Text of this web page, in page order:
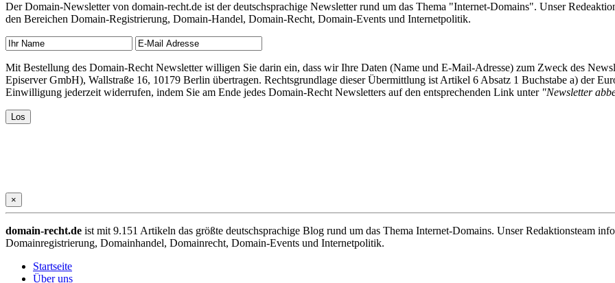
Der Domain-Newsletter von domain-recht.de ist der deutschsprachige Newsletter rund um das Thema "Internet-Domains". Unser
den Bereichen Domain-Registrierung, Domain-Handel, Domain-Recht, Domain-Events und Internetpolitik.
Mit Bestellung des Domain-Recht Newsletter willigen Sie darin ein, dass wir Ihre Daten (Name und E-Mail-Adresse) zum Zweck des
Episerver GmbH), Wallstraße 16, 10179 Berlin übertragen. Rechtsgrundlage dieser Übermittlung ist Artikel 6 Absatz 1 Buchstabe a) der
Einwilligung jederzeit widerrufen, indem Sie am Ende jedes Domain-Recht Newsletters auf den entsprechenden Link unter "Newsletter
×
domain-recht.de ist mit 9.151 Artikeln das größte deutschsprachige Blog rund um das Thema Internet-Domains. Unser Redaktionsteam
Domainregistrierung, Domainhandel, Domainrecht, Domain-Events und Internetpolitik.
Startseite
Über uns